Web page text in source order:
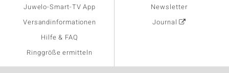
Juwelo-Smart-TV App
Versandinformationen
Hilfe & FAQ
Ringgröße ermitteln
Newsletter
Journal